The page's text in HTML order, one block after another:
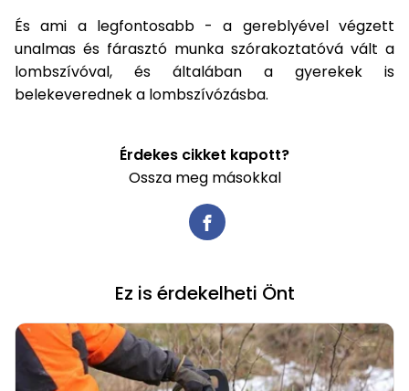
És ami a legfontosabb - a gereblyével végzett
unalmas és fárasztó munka szórakoztatóvá vált a
lombszívóval, és általában a gyerekek is
belekeverednek a lombszívózásba.
Érdekes cikket kapott?
Ossza meg másokkal
Ez is érdekelheti Önt